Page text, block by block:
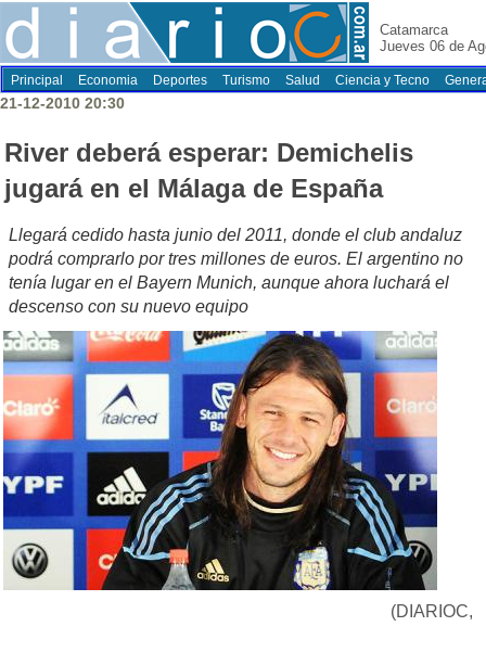
Catamarca
Jueves 06 de
Principal Economia Deportes Turismo Salud Ciencia y Tecno
21-12-2010 20:30
River deberá esperar: Demichelis
jugará en el Málaga de España
Llegará cedido hasta junio del 2011, donde el club andaluz
podrá comprarlo por tres millones de euros. El argentino no
tenía lugar en el Bayern Munich, aunque ahora luchará el
descenso con su nuevo equipo
(DIARIOC,